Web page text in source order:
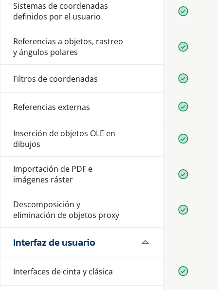
Sistemas de coordenadas
definidos por el usuario
Referencias a objetos, rastreo
y ángulos polares
Filtros de coordenadas
Referencias externas
Inserción de objetos OLE en
dibujos
Importación de PDF e
imágenes ráster
Descomposición y
eliminación de objetos proxy
Interfaz de usuario
Interfaces de cinta y clásica